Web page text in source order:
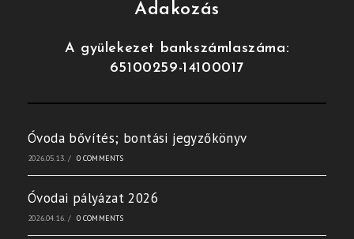
Adakozás
A gyülekezet bankszámlaszáma:
65100259-14100017
Óvoda bővítés; bontási jegyzőkönyv
2026.05.13. / 0 COMMENTS
Óvodai pályázat 2026
2026.04.16. / 0 COMMENTS